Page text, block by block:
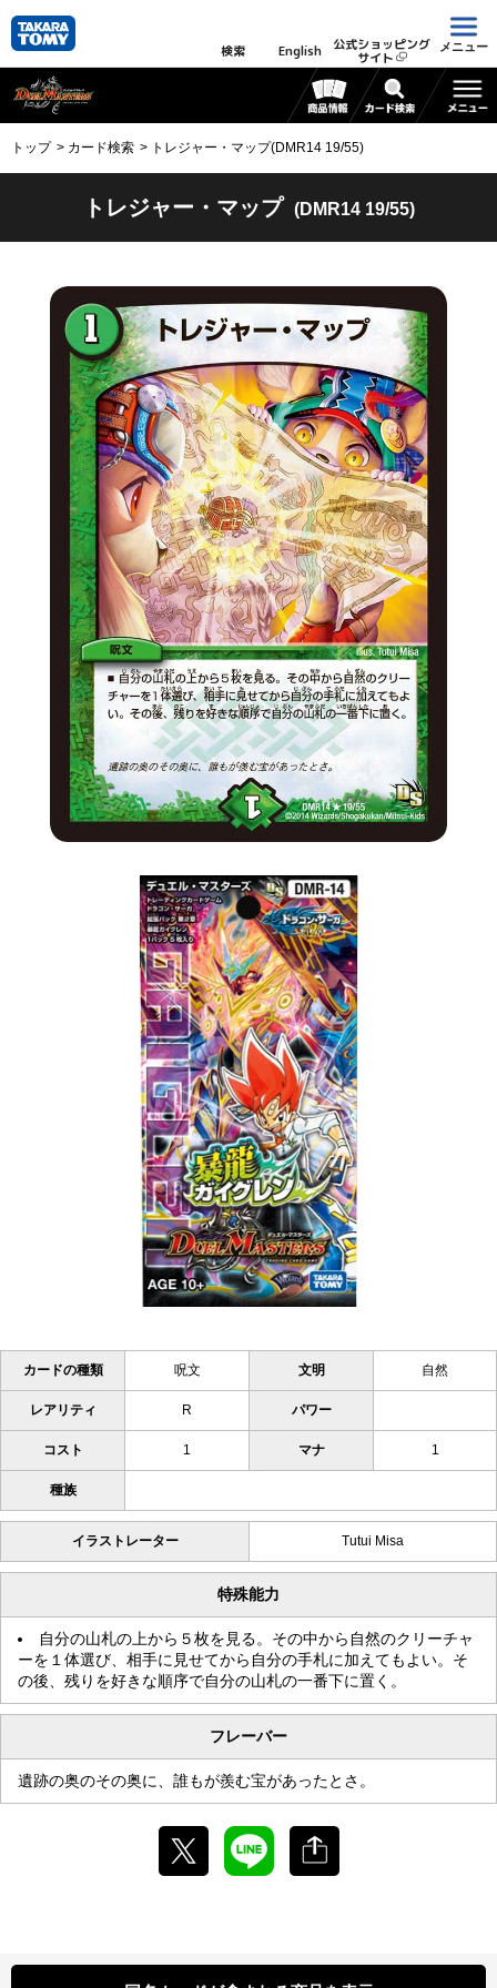
検索 English 公式ショッピング
サイト
メニュー
トップ カード検索 トレジャー・マップ(DMR14 19/55)
トレジャー・マップ (DMR14 19/55)
カードの種類 呪文 文明 自然
レアリティ R パワー
コスト 1 マナ 1
種族
イラストレーター Tutui Misa
特殊能力
自分の山札の上から５枚を見る。その中から自然のクリーチャ
ーを１体選び、相手に見せてから自分の手札に加えてもよい。そ
の後、残りを好きな順序で自分の山札の一番下に置く。
フレーバー
遺跡の奥のその奥に、誰もが羨む宝があったとさ。